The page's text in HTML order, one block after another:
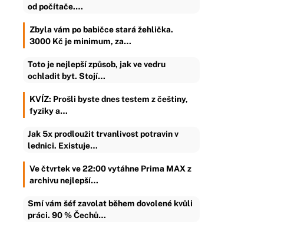
od počítače.…
Zbyla vám po babičce stará žehlička.
3000 Kč je minimum, za…
Toto je nejlepší způsob, jak ve vedru
ochladit byt. Stojí…
KVÍZ: Prošli byste dnes testem z češtiny,
fyziky a…
Jak 5x prodloužit trvanlivost potravin v
lednici. Existuje…
Ve čtvrtek ve 22:00 vytáhne Prima MAX z
archivu nejlepší…
Smí vám šéf zavolat během dovolené kvůli
práci. 90 % Čechů…